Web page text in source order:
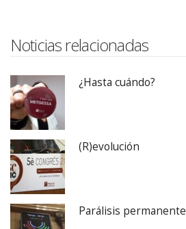
Noticias relacionadas
¿Hasta cuándo?
(R)evolución
Parálisis permanente